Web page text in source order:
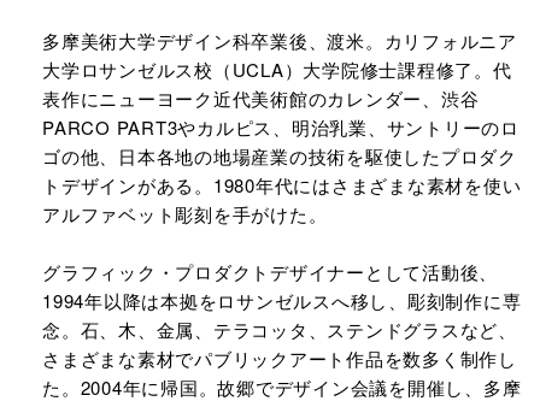
多摩美術大学デザイン科卒業後、渡米。カリフォルニア
大学ロサンゼルス校（UCLA）大学院修士課程修了。代
表作にニューヨーク近代美術館のカレンダー、渋谷
PARCO PART3やカルピス、明治乳業、サントリーのロ
ゴの他、日本各地の地場産業の技術を駆使したプロダク
トデザインがある。1980年代にはさまざまな素材を使い
アルファベット彫刻を手がけた。
グラフィック・プロダクトデザイナーとして活動後、
1994年以降は本拠をロサンゼルスへ移し、彫刻制作に専
念。石、木、金属、テラコッタ、ステンドグラスなど、
さまざまな素材でパブリックアート作品を数多く制作し
た。2004年に帰国。故郷でデザイン会議を開催し、多摩